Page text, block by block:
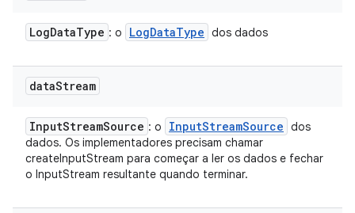
LogDataType : o LogDataType dos dados
dataStream
InputStreamSource : o InputStreamSource dos
dados. Os implementadores precisam chamar
createInputStream para começar a ler os dados e fechar
o InputStream resultante quando terminar.